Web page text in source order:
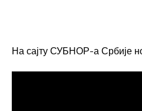
На сајту СУБНОР-а Србије